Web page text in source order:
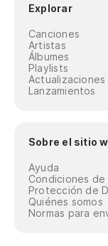
Explorar
Canciones
Artistas
Álbumes
Playlists
Actualizaciones
Lanzamientos
Sobre el sitio
Ayuda
Condiciones
Protección de
Quiénes somos
Normas para